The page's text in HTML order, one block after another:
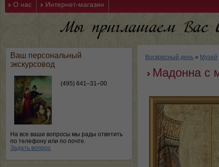
О нас Интернет-магазин
Ваш персональный
экскурсовод
(495) 641–31–00
На все ваши вопросы мы рады ответить
по телефону или по почте.
Задать вопрос
Воскресный день » Музей
Мадонна с